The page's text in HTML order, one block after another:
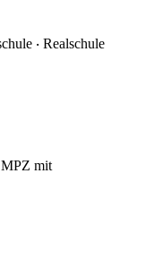
‧ Realschule
MPZ mit